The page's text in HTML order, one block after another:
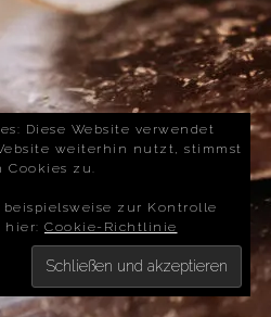
Diese Website verwendet
weiterhin nutzt, stimmst
Cookies zu.
zur Kontrolle
hier: Cookie-Richtlinie